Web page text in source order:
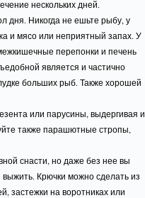
нескольких дней.
дня. Никогда не ешьте рыбу, у
и мясо или неприятный запах. У
перепонки и печень
является и частично
больших рыб. Также хорошей
или парусины, выдергивая и
также парашютные стропы,
снасти, но даже без нее вы
Крючки можно сделать из
застежки на воротниках или